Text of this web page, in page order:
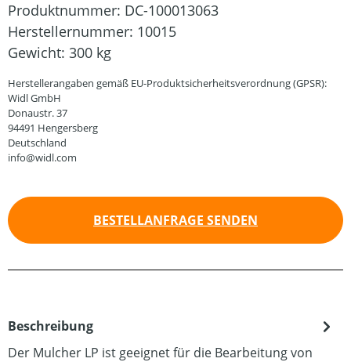
Produktnummer: DC-100013063
Herstellernummer: 10015
Gewicht: 300 kg
Herstellerangaben gemäß EU-Produktsicherheitsverordnung (GPSR):
Widl GmbH
Donaustr. 37
94491 Hengersberg
Deutschland
info@widl.com
BESTELLANFRAGE SENDEN
Beschreibung
Der Mulcher LP ist geeignet für die Bearbeitung von